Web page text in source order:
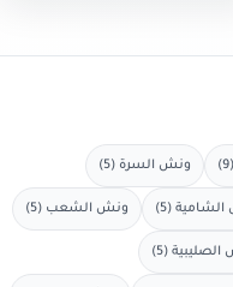
ونش السرة (5)
(5) ونش الشعب (5)
(5)